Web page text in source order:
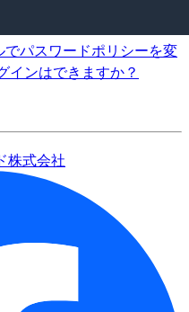
パスワードポリシーを変
インはできますか？
株式会社